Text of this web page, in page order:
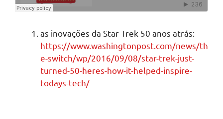
as inovações da Star Trek 50 anos atrás:
https://www.washingtonpost.com/news/th
e-switch/wp/2016/09/08/star-trek-just-
turned-50-heres-how-it-helped-inspire-
todays-tech/